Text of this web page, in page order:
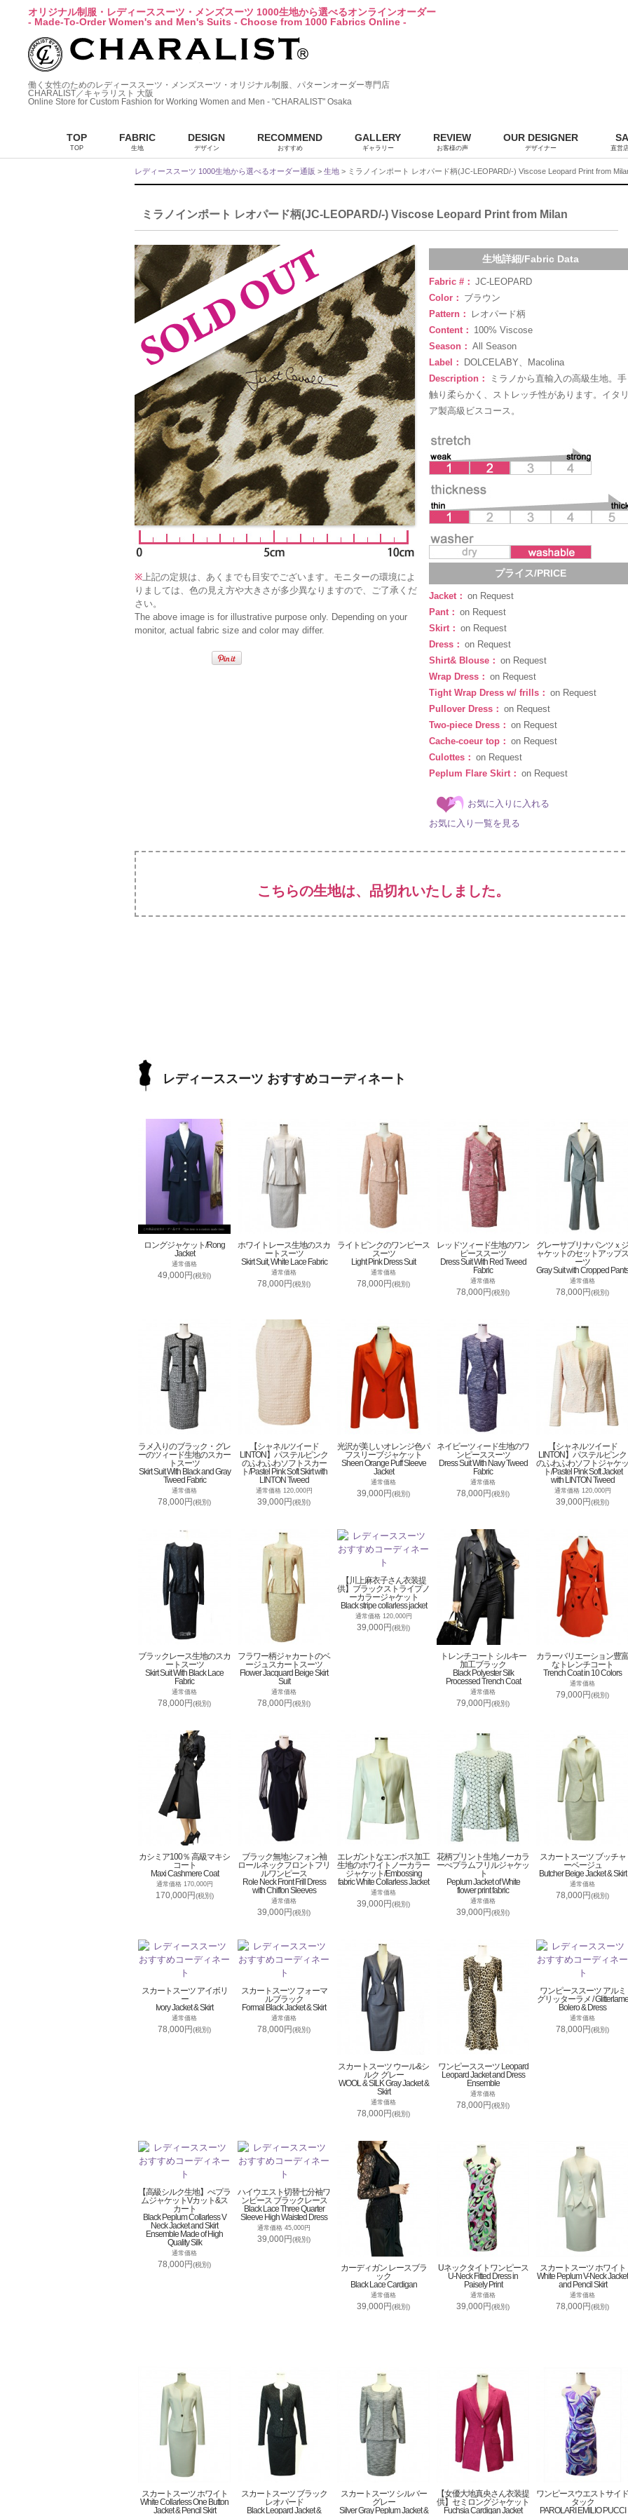
オリジナル制服・レディーススーツ・メンズスーツ 1000生地から選べるオンラインオーダー
- Made-To-Order Women's and Men's Suits - Choose from 1000 Fabrics Online -
働く女性のためのレディーススーツ・メンズスーツ・オリジナル制服、パターンオーダー専門店
CHARALIST／キャラリスト 大阪
Online Store for Custom Fashion for Working Women and Men - "CHARALIST" Osaka
TOP
TOP
FABRIC
生地
DESIGN
デザイン
RECOMMEND
おすすめ
GALLERY
ギャラリー
REVIEW
お客様の声
OUR DESIGNER
デザイナー 直営
レディーススーツ 1000生地から選べるオーダー通販 > 生地 > ミラノインポート レオパード柄(JC-LEOPARD/-) Viscose Leopard Print from
ミラノインポート レオパード柄(JC-LEOPARD/-) Viscose Leopard Print from Milan
※上記の定規は、あくまでも目安でございます。モニターの環境によ
りましては、色の見え方や大きさが多少異なりますので、ご了承くだ
さい。
The above image is for illustrative purpose only. Depending on your
monitor, actual fabric size and color may differ.
生地詳細/Fabric Data
Fabric #： JC-LEOPARD
Color： ブラウン
Pattern：
レオパード柄
Content： 100% Viscose
Season： All Season
Label：
DOLCELABY、Macolina
Description：
ミラノから直輸入の高級生地。手
触り柔らかく、ストレッチ性があります。イタ
ア製高級ビスコース。
プライス/PRICE
Jacket： on Request
Pant： on Request
Skirt： on Request
Dress： on Request
Shirt& Blouse： on Request
Wrap Dress： on Request
Tight Wrap Dress w/ frills： on Request
Pullover Dress： on Request
Two-piece Dress： on Request
Cache-coeur top： on Request
Culottes： on Request
Peplum Flare Skirt： on Request
お気に入りに入れる
お気に入り一覧を見る
こちらの生地は、品切れいたしました。
レディーススーツ おすすめコーディネート
ロングジャケット/Rong
Jacket
通常価格
49,000円(税別)
ホワイトレース生地のスカ
ートスーツ
Skirt Suit, White Lace Fabric
通常価格
78,000円(税別)
ライトピンクのワンピース
スーツ
Light Pink Dress Suit
通常価格
78,000円(税別)
レッドツィード生地のワン
ピーススーツ
Dress Suit With Red Tweed
Fabric
通常価格
78,000円(税別)
グレーサブリナパンツｘジ
ャケットのセットアップス
ーツ
Gray Suit with Cropped Pants
通常価格
78,000円(税別)
ラメ入りのブラック・グレ
ーのツィード生地のスカー
トスーツ
Skirt Suit With Black and Gray
Tweed Fabric
通常価格
78,000円(税別)
【シャネルツイード
LINTON】パステルピンク
のふわふわソフトスカー
ト/Pastel Pink Soft Skirt with
LINTON Tweed
通常価格 120,000円
39,000円(税別)
光沢が美しいオレンジ色パ
フスリーブジャケット
Sheen Orange Puff Sleeve
Jacket
通常価格
39,000円(税別)
ネイビーツィード生地のワ
ンピーススーツ
Dress Suit With Navy Tweed
Fabric
通常価格
78,000円(税別)
【シャネルツイード
LINTON】パステルピンク
のふわふわソフトジャケッ
ト/Pastel Pink Soft Jacket
with LINTON Tweed
通常価格 120,000円
39,000円(税別)
ブラックレース生地のスカ
ートスーツ
Skirt Suit With Black Lace
Fabric
通常価格
78,000円(税別)
フラワー柄ジャカートのベ
ージュスカートスーツ
Flower Jacquard Beige Skirt
Suit
通常価格
78,000円(税別)
【川上麻衣子さん衣装提
供】ブラックストライプノ
ーカラージャケット
Black stripe collarless jacket
通常価格 120,000円
39,000円(税別)
トレンチコート シルキー
加工ブラック
Black Polyester Silk
Processed Trench Coat
通常価格
79,000円(税別)
カラーバリエーション豊富
なトレンチコート
Trench Coat in 10 Colors
通常価格
79,000円(税別)
カシミア100％ 高級マキシ
コート
Maxi Cashmere Coat
通常価格 170,000円
170,000円(税別)
ブラック無地シフォン袖
ロールネックフロントフリ
ルワンピース
Role Neck Front Frill Dress
with Chiffon Sleeves
通常価格
39,000円(税別)
エレガントなエンボス加工
生地のホワイトノーカラー
ジャケット/Embossing
fabric White Collarless Jacket
通常価格
39,000円(税別)
花柄プリント生地ノーカラ
ーぺプラムフリルジャケッ
ト
Peplum Jacket of White
flower print fabric
通常価格
39,000円(税別)
スカートスーツ ブッチャ
ーベージュ
Butcher Beige Jacket & Skirt
通常価格
78,000円(税別)
スカートスーツ アイボリ
ー
Ivory Jacket & Skirt
通常価格
78,000円(税別)
スカートスーツ フォーマ
ルブラック
Formal Black Jacket & Skirt
通常価格
78,000円(税別)
スカートスーツ ウール&シ
ルク グレー
WOOL & SILK Gray Jacket &
Skirt
通常価格
78,000円(税別)
ワンピーススーツ Leopard
Leopard Jacket and Dress
Ensemble
通常価格
78,000円(税別)
ワンピーススーツ アルミ
グリッターラメ / Glitterlame
Bolero & Dress
通常価格
78,000円(税別)
【高級シルク生地】ぺプラ
ムジャケットVカット&ス
カート
Black Peplum Collarless V
Neck Jacket and Skirt
Ensemble Made of High
Quality Silk
通常価格
78,000円(税別)
ハイウエスト切替七分袖ワ
ンピース ブラックレース
Black Lace Three Quarter
Sleeve High Waisted Dress
通常価格 45,000円
39,000円(税別)
カーディガン レースブラ
ック
Black Lace Cardigan
通常価格
39,000円(税別)
Uネックタイトワンピース
U-Neck Fitted Dress in
Paisely Print
通常価格
39,000円(税別)
スカートスーツ ホワイト
White Peplum V-Neck Jacket
and Pencil Skirt
通常価格
78,000円(税別)
スカートスーツ ホワイト
White Collarless One Button
Jacket & Pencil Skirt
スカートスーツ ブラック
レオパード
Black Leopard Jacket &
スカートスーツ シルバー
グレー
Silver Gray Peplum Jacket &
【女優大地真央さん衣装提
供】セミロングジャケット
Fuchsia Cardigan Jacket
ワンピースウエストサイド
タック
PAROLARI EMILIO PUCCI